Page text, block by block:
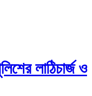
লাঠিচার্জ ও